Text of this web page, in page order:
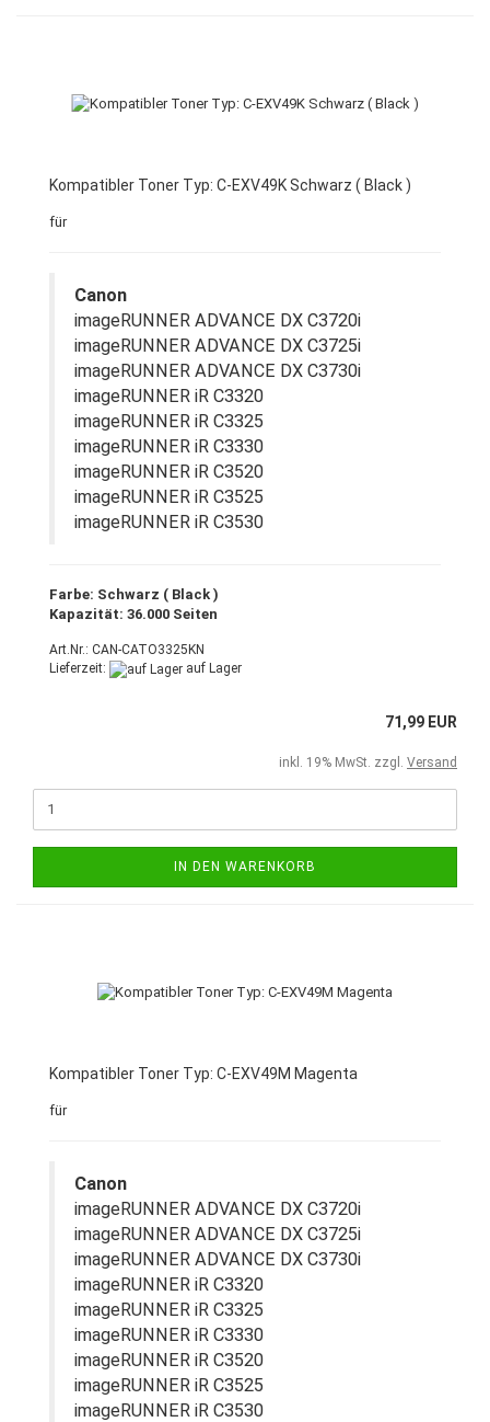
Kompatibler Toner Typ: C-EXV49K Schwarz ( Black )
für
Canon
imageRUNNER ADVANCE DX C3720i
imageRUNNER ADVANCE DX C3725i
imageRUNNER ADVANCE DX C3730i
imageRUNNER iR C3320
imageRUNNER iR C3325
imageRUNNER iR C3330
imageRUNNER iR C3520
imageRUNNER iR C3525
imageRUNNER iR C3530
Farbe: Schwarz ( Black )
Kapazität: 36.000 Seiten
Art.Nr.: CAN-CATO3325KN
Lieferzeit:
auf Lager
71,99 EUR
inkl. 19% MwSt. zzgl. Versand
IN DEN WARENKORB
Kompatibler Toner Typ: C-EXV49M Magenta
für
Canon
imageRUNNER ADVANCE DX C3720i
imageRUNNER ADVANCE DX C3725i
imageRUNNER ADVANCE DX C3730i
imageRUNNER iR C3320
imageRUNNER iR C3325
imageRUNNER iR C3330
imageRUNNER iR C3520
imageRUNNER iR C3525
imageRUNNER iR C3530